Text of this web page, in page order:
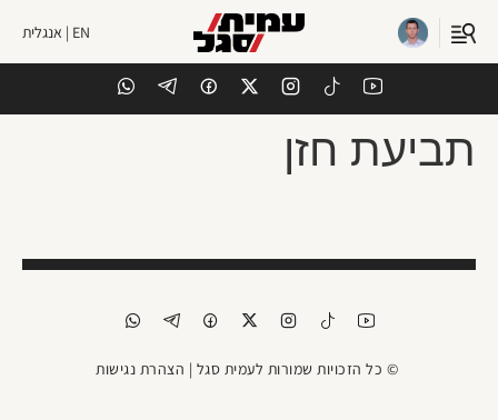
EN | אנגלית
תביעת חזן
© כל הזכויות שמורות לעמית סגל | הצהרת נגישות